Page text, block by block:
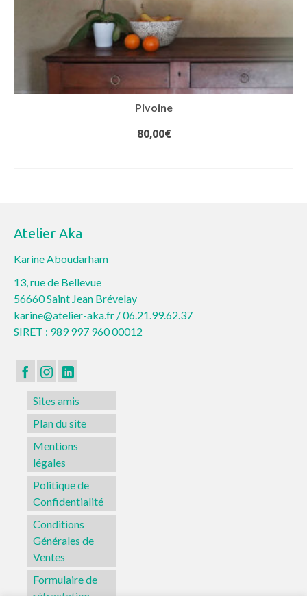
page
du
produit
Pivoine
80,00€
Atelier Aka
Karine Aboudarham
13, rue de Bellevue
56660 Saint Jean Brévelay
karine@atelier-aka.fr /06.21.99.62.37
SIRET : 989 997 960 00012
Sites amis
Plan du site
Mentions
légales
Politique de
Confidentialité
Conditions
Générales de
Ventes
Formulaire de
rétractation